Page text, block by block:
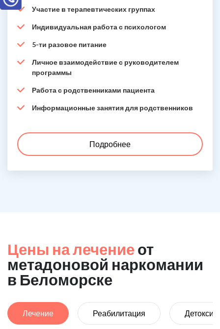
Участие в терапевтических группах
Индивидуальная работа с психологом
5-ти разовое питание
Личное взаимодействие с руководителем
программы
Работа с родственниками пациента
Информационные занятия для родственников
Подробнее
Цены на лечение от
метадоновой наркомании
в Беломорске
Лечение Реабилитация